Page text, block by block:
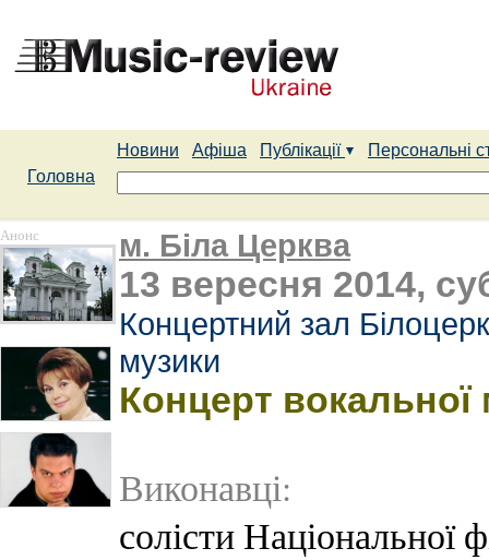
Новини Афіша Публікації
Персональні
Головна
Анонс м. Біла Церква
13 вересня 2014,
Концертний зал
музики
Концерт вокальної
Виконавці:
солісти Національної